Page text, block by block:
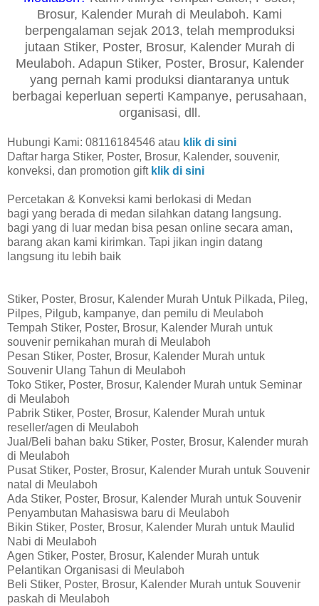
Brosur, Kalender Murah di Meulaboh. Kami
berpengalaman sejak 2013, telah memproduksi
jutaan Stiker, Poster, Brosur, Kalender Murah di
Meulaboh. Adapun Stiker, Poster, Brosur, Kalender
yang pernah kami produksi diantaranya untuk
berbagai keperluan seperti Kampanye, perusahaan,
organisasi, dll.
Hubungi Kami: 08116184546 atau klik di sini
Daftar harga Stiker, Poster, Brosur, Kalender, souvenir,
konveksi, dan promotion gift klik di sini
Percetakan & Konveksi kami berlokasi di Medan
bagi yang berada di medan silahkan datang langsung.
bagi yang di luar medan bisa pesan online secara aman,
barang akan kami kirimkan. Tapi jikan ingin datang
langsung itu lebih baik
Stiker, Poster, Brosur, Kalender Murah Untuk Pilkada, Pileg,
Pilpes, Pilgub, kampanye, dan pemilu di Meulaboh
Tempah Stiker, Poster, Brosur, Kalender Murah untuk
souvenir pernikahan murah di Meulaboh
Pesan Stiker, Poster, Brosur, Kalender Murah untuk
Souvenir Ulang Tahun di Meulaboh
Toko Stiker, Poster, Brosur, Kalender Murah untuk Seminar
di Meulaboh
Pabrik Stiker, Poster, Brosur, Kalender Murah untuk
reseller/agen di Meulaboh
Jual/Beli bahan baku Stiker, Poster, Brosur, Kalender murah
di Meulaboh
Pusat Stiker, Poster, Brosur, Kalender Murah untuk Souvenir
natal di Meulaboh
Ada Stiker, Poster, Brosur, Kalender Murah untuk Souvenir
Penyambutan Mahasiswa baru di Meulaboh
Bikin Stiker, Poster, Brosur, Kalender Murah untuk Maulid
Nabi di Meulaboh
Agen Stiker, Poster, Brosur, Kalender Murah untuk
Pelantikan Organisasi di Meulaboh
Beli Stiker, Poster, Brosur, Kalender Murah untuk Souvenir
paskah di Meulaboh